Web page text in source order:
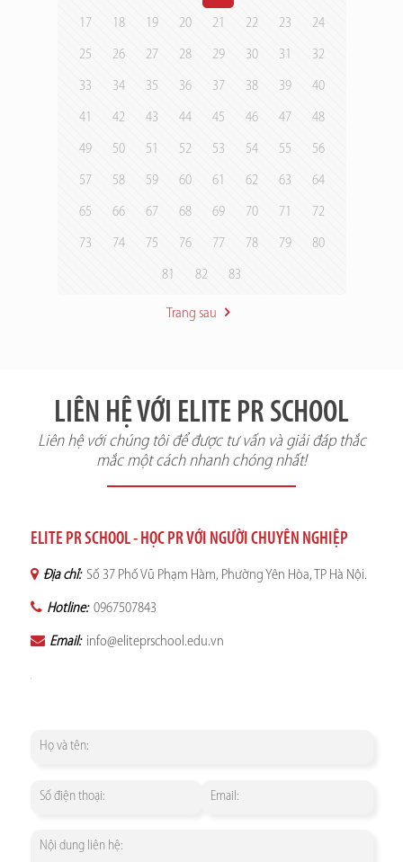
17 18 19 20 21 22 23 24
25 26 27 28 29 30 31 32
33 34 35 36 37 38 39 40
41 42 43 44 45 46 47 48
49 50 51 52 53 54 55 56
57 58 59 60 61 62 63 64
65 66 67 68 69 70 71 72
73 74 75 76 77 78 79 80
81 82 83
Trang sau
LIÊN HỆ VỚI ELITE PR SCHOOL
Liên hệ với chúng tôi để được tư vấn và giải đáp thắc
mắc một cách nhanh chóng nhất!
ELITE PR SCHOOL - HỌC PR VỚI NGƯỜI CHUYÊN NGHIỆP
Địa chỉ: Số 37 Phố Vũ Phạm Hàm, Phường Yên Hòa, TP Hà Nội.
Hotline: 0967507843
Email: info@eliteprschool.edu.vn